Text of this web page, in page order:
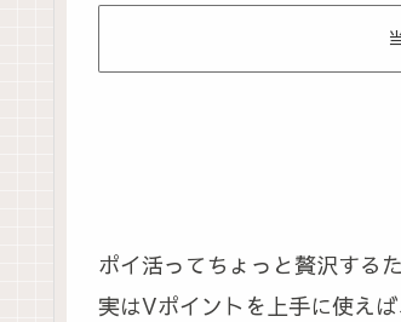
ポイ活ってちょっと贅沢する
実はVポイントを上手に使え